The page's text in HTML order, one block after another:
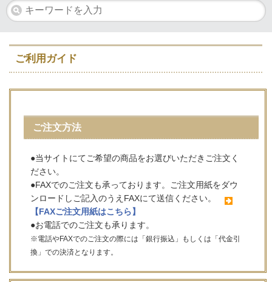
ご利用ガイド
ご注文方法
●当サイトにてご希望の商品をお選びいただきご注文く
ださい。
●FAXでのご注文も承っております。ご注文用紙をダウ
ンロードしご記入のうえFAXにて送信ください。
【FAXご注文用紙はこちら】
●お電話でのご注文も承ります。
※電話やFAXでのご注文の際には「銀行振込」もしくは「代金引
換」での決済となります。